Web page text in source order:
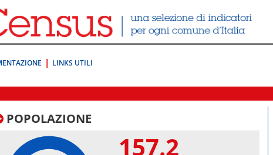
LINKS UTILI
POPOLAZIONE
157.2